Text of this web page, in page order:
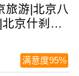
旅游|北京八
京什刹海|
满意度95%